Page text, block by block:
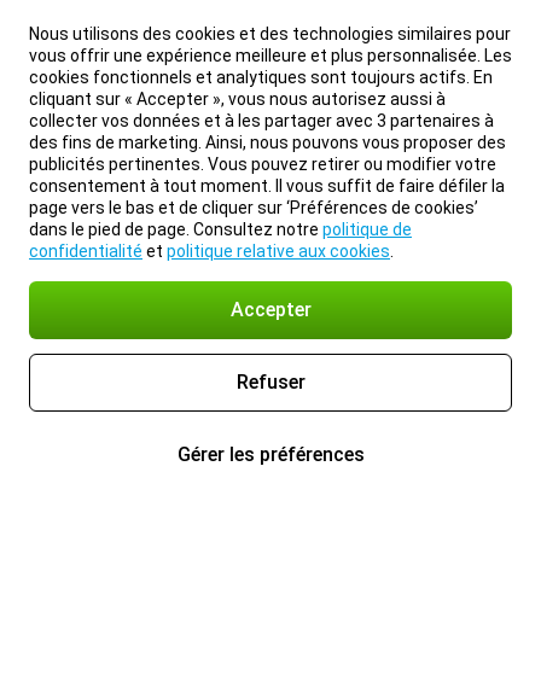
Nous utilisons des cookies et des technologies similaires pour
vous offrir une expérience meilleure et plus personnalisée. Les
cookies fonctionnels et analytiques sont toujours actifs. En
cliquant sur « Accepter », vous nous autorisez aussi à
collecter vos données et à les partager avec 3 partenaires à
des fins de marketing. Ainsi, nous pouvons vous proposer des
publicités pertinentes. Vous pouvez retirer ou modifier votre
consentement à tout moment. Il vous suffit de faire défiler la
page vers le bas et de cliquer sur ‘Préférences de cookies’
dans le pied de page. Consultez notre politique de
confidentialité et politique relative aux cookies
Accepter
Refuser
Gérer les préférences